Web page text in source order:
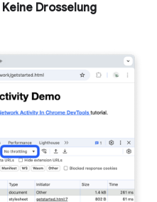
Keine Drosselung